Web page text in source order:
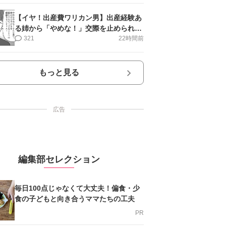
【イヤ！出産費ワリカン男】出産経験あ
る姉から「やめな！」交際を止められ＜
第12話＞#4コマ母道場
22時間前
321
もっと見る
広告
編集部セレクション
毎日100点じゃなくて大丈夫！偏食・少
食の子どもと向き合うママたちの工夫
PR